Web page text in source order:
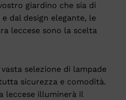
giardino che sia di
dal design elegante, le
leccese sono la scelta
selezione di lampade
sicurezza e comodità.
leccese illuminerà il